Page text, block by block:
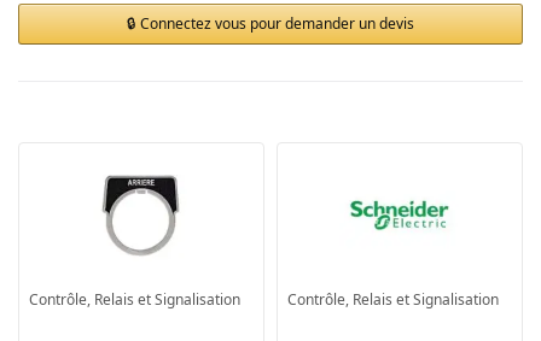
Connectez vous pour demander un devis
Contrôle, Relais et Signalisation Contrôle, Relais et Signalisation